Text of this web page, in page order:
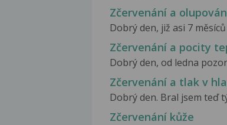
Zčervenání a
Dobrý den, již asi 7
Zčervenání a pocity
Dobrý den, od ledna
Zčervenání a tlak v
Dobrý den. Bral jsem teď
Zčervenání kůže